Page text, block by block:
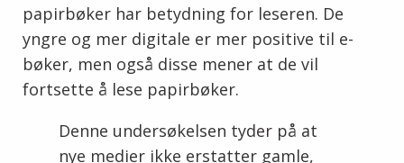
papirbøker har betydning for leseren. De
yngre og mer digitale er mer positive til e-
bøker, men også disse mener at de vil
fortsette å lese papirbøker.
Denne undersøkelsen tyder på at
nye medier ikke erstatter gamle,